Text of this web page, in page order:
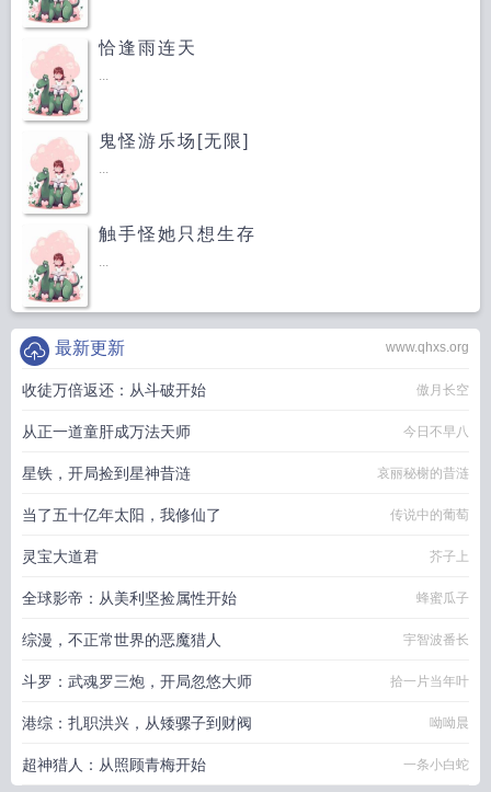
恰逢雨连天
...
鬼怪游乐场[无限]
...
触手怪她只想生存
...
www.qhxs.org
最新更新
收徒万倍返还：从斗破开始 傲月长空
从正一道童肝成万法天师 今日不早八
星铁，开局捡到星神昔涟 哀丽秘榭的昔涟
当了五十亿年太阳，我修仙了 传说中的葡萄
灵宝大道君 芥子上
全球影帝：从美利坚捡属性开始 蜂蜜瓜子
综漫，不正常世界的恶魔猎人 宇智波番长
斗罗：武魂罗三炮，开局忽悠大师 拾一片当年叶
港综：扎职洪兴，从矮骡子到财阀 呦呦晨
超神猎人：从照顾青梅开始 一条小白蛇